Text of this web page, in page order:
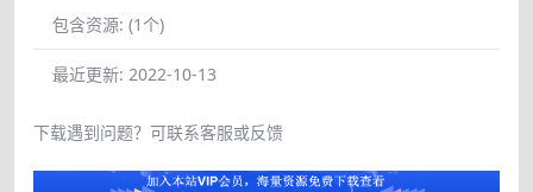
包含资源: (1个)
最近更新: 2022-10-13
下载遇到问题？可联系客服或反馈